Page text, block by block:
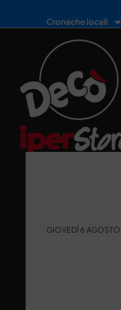
Cronache locali
GIOVEDÌ 6